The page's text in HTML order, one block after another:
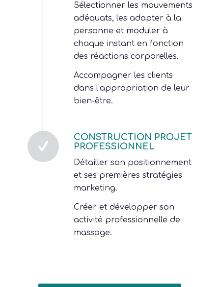
Sélectionner les mouvements
adéquats, les adapter à la
personne et moduler à
chaque instant en fonction
des réactions corporelles.
Accompagner les clients
dans l’appropriation de leur
bien-être.
CONSTRUCTION PROJET
PROFESSIONNEL
Détailler son positionnement
et ses premières stratégies
marketing.
Créer et développer son
activité professionnelle de
massage.